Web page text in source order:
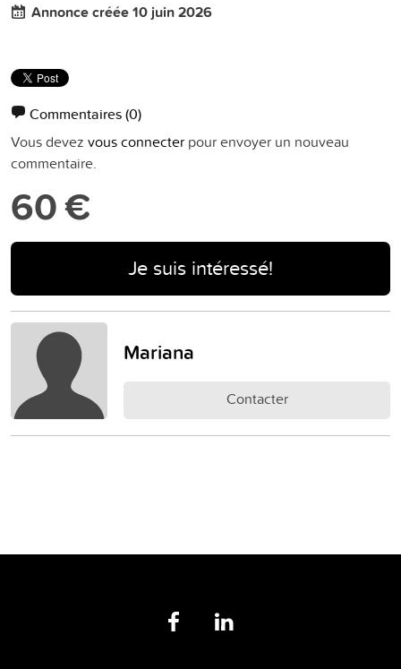
Annonce créée 10 juin 2026
Commentaires(0)
Vous devez vous connecter pour envoyer un nouveau
commentaire.
60 €
Je suis intéressé!
Mariana
Contacter